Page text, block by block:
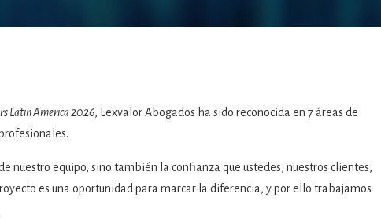
Latin America 2026, Lexvalor Abogados ha sido reconocida en 7 áreas de
nuestro equipo, sino también la confianza que ustedes, nuestros clientes,
es una oportunidad para marcar la diferencia, y por ello trabajamos